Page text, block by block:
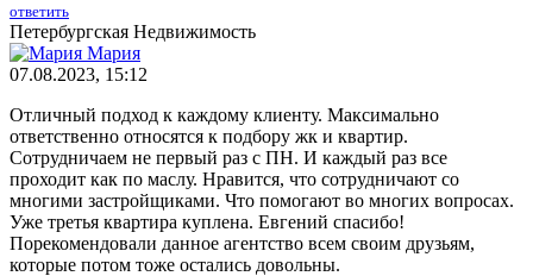
ответить
Петербургская Недвижимость
Мария
07.08.2023, 15:12
Отличный подход к каждому клиенту. Максимально
ответственно относятся к подбору жк и квартир.
Сотрудничаем не первый раз с ПН. И каждый раз все
проходит как по маслу. Нравится, что сотрудничают со
многими застройщиками. Что помогают во многих вопросах.
Уже третья квартира куплена. Евгений спасибо!
Порекомендовали данное агентство всем своим друзьям,
которые потом тоже остались довольны.